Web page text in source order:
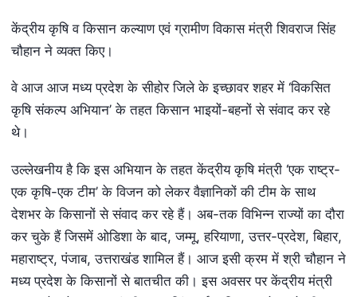
केंद्रीय कृषि व किसान कल्याण एवं ग्रामीण विकास मंत्री शिवराज सिंह
चौहान ने व्यक्त किए।
वे आज आज मध्य प्रदेश के सीहोर जिले के इच्छावर शहर में ‘विकसित
कृषि संकल्प अभियान’ के तहत किसान भाइयों-बहनों से संवाद कर रहे
थे।
उल्लेखनीय है कि इस अभियान के तहत केंद्रीय कृषि मंत्री ‘एक राष्ट्र-
एक कृषि-एक टीम’ के विजन को लेकर वैज्ञानिकों की टीम के साथ
देशभर के किसानों से संवाद कर रहे हैं। अब-तक विभिन्न राज्यों का दौरा
कर चुके हैं जिसमें ओडिशा के बाद, जम्मू, हरियाणा, उत्तर-प्रदेश, बिहार,
महाराष्ट्र, पंजाब, उत्तराखंड शामिल हैं। आज इसी क्रम में श्री चौहान ने
मध्य प्रदेश के किसानों से बातचीत की। इस अवसर पर केंद्रीय मंत्री